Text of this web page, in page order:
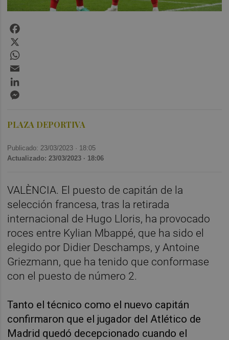
PLAZA DEPORTIVA
Publicado: 23/03/2023 · 18:05
Actualizado: 23/03/2023 · 18:06
VALÈNCIA. El puesto de capitán de la
selección francesa, tras la retirada
internacional de Hugo Lloris, ha provocado
roces entre Kylian Mbappé, que ha sido el
elegido por Didier Deschamps, y Antoine
Griezmann, que ha tenido que conformase
con el puesto de número 2.
Tanto el técnico como el nuevo capitán
confirmaron que el jugador del Atlético de
Madrid quedó decepcionado cuando el